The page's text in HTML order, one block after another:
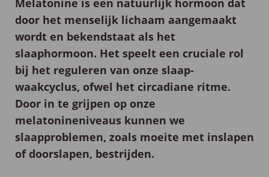
door het menselijk lichaam aangemaakt
wordt en bekendstaat als het
slaaphormoon. Het speelt een cruciale rol
bij het reguleren van onze slaap-
waakcyclus, ofwel het circadiane ritme.
Door in te grijpen op onze
melatonineniveaus kunnen we
slaapproblemen, zoals moeite met inslapen
of doorslapen, bestrijden.